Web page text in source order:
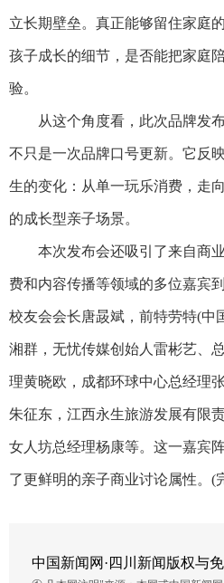
立长期壁垒。真正能够留住家庭
孩子成长的细节，是否能把家庭
验。
从这个角度看，此次品牌发布
不只是一次品牌口号更新。它反
生的变化：从单一玩乐消费，走
的成长型亲子场景。
本次发布会还吸引了来自商业
费和内容传播等领域的多位嘉宾
校友会会长唐晸斌，前特劳特(中
湘群，无忧传媒创始人雷彬艺、
理黄晓欧，成都环球中心总经理
朱征东，江西永生旅游发展有限
女人坊总经理杨康等。这一嘉宾
了更鲜明的亲子商业讨论属性。(
中国新闻网·四川新闻版权与免